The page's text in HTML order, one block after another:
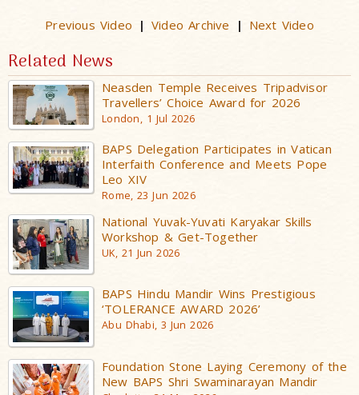
Previous Video |Video Archive | Next Video
Related News
Neasden Temple Receives Tripadvisor
Travellers’ Choice Award for 2026
London, 1 Jul 2026
BAPS Delegation Participates in Vatican
Interfaith Conference and Meets Pope
Leo XIV
Rome, 23 Jun 2026
National Yuvak-Yuvati Karyakar Skills
Workshop & Get-Together
UK, 21 Jun 2026
BAPS Hindu Mandir Wins Prestigious
‘TOLERANCE AWARD 2026’
Abu Dhabi, 3 Jun 2026
Foundation Stone Laying Ceremony of the
New BAPS Shri Swaminarayan Mandir